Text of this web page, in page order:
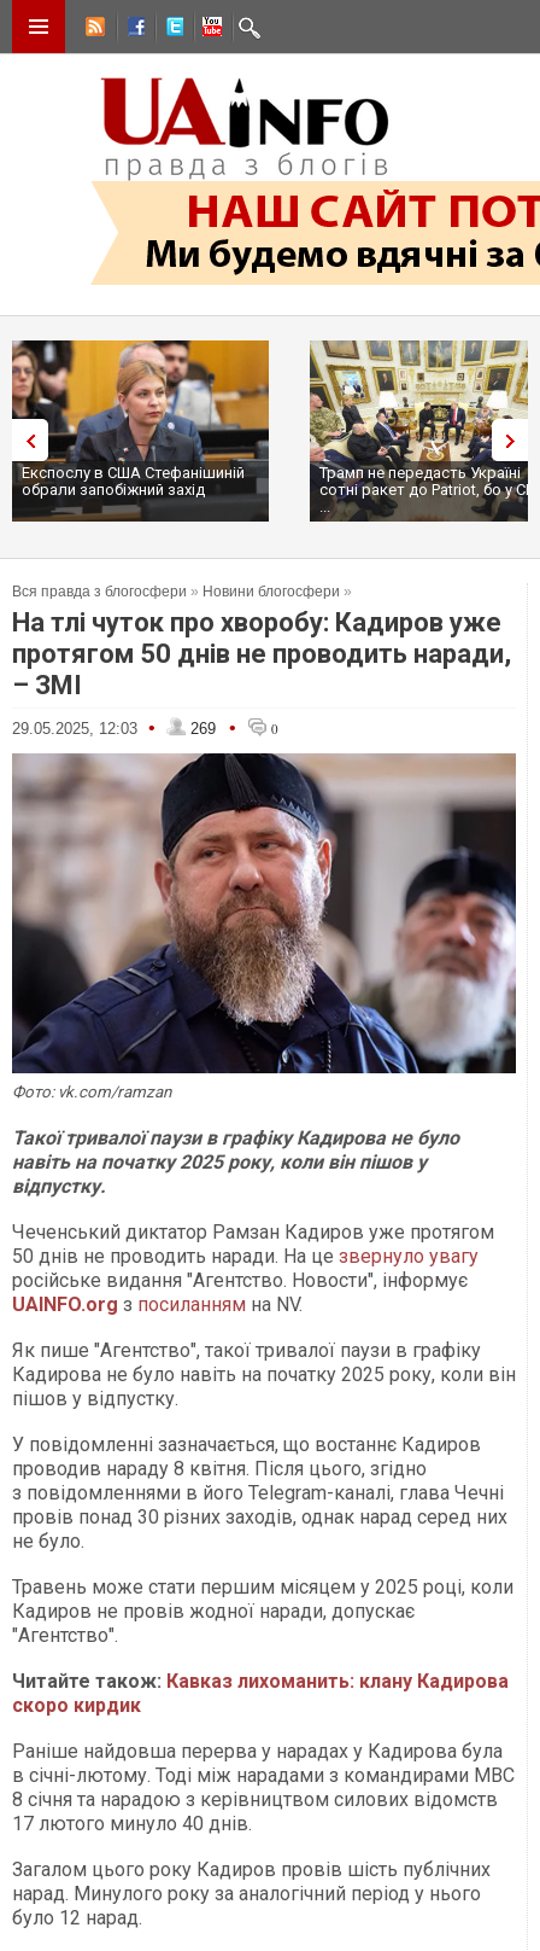
Експослу в США Стефанішиній
обрали запобіжний захід
Трамп не передасть Україні
сотні ракет до Patriot, бо у
...
Вся правда з блогосфери » Новини блогосфери »
На тлі чуток про хворобу: Кадиров уже
протягом 50 днів не проводить наради,
– ЗМІ
29.05.2025, 12:03 • 269 • 0
Фото: vk.com/ramzan
Такої тривалої паузи в графіку Кадирова не було
навіть на початку 2025 року, коли він пішов у
відпустку.
Чеченський диктатор Рамзан Кадиров уже протягом
50 днів не проводить наради. На це звернуло увагу
російське видання "Агентство. Новости", інформує
UAINFO.org з посиланням на NV.
Як пише "Агентство", такої тривалої паузи в графіку
Кадирова не було навіть на початку 2025 року, коли він
пішов у відпустку.
У повідомленні зазначається, що востаннє Кадиров
проводив нараду 8 квітня. Після цього, згідно
з повідомленнями в його Telegram-каналі, глава Чечні
провів понад 30 різних заходів, однак нарад серед них
не було.
Травень може стати першим місяцем у 2025 році, коли
Кадиров не провів жодної наради, допускає
"Агентство".
Читайте також: Кавказ лихоманить: клану Кадирова
скоро кирдик
Раніше найдовша перерва у нарадах у Кадирова була
в січні-лютому. Тоді між нарадами з командирами МВС
8 січня та нарадою з керівництвом силових відомств
17 лютого минуло 40 днів.
Загалом цього року Кадиров провів шість публічних
нарад. Минулого року за аналогічний період у нього
було 12 нарад.